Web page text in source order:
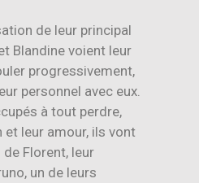
de leur principal
Blandine voient leur
progressivement,
personnel avec eux.
à tout perdre,
et leur amour, ils vont
Florent, leur
un de leurs